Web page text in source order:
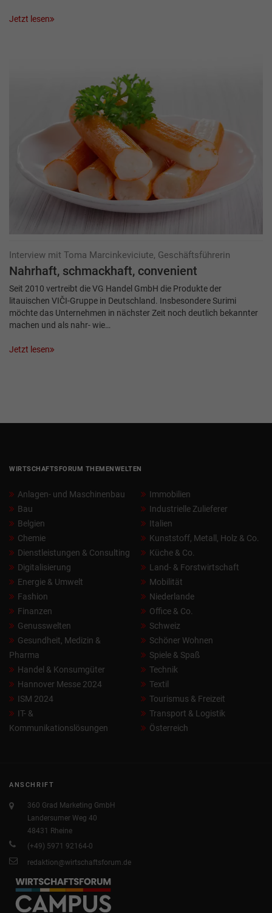
Jetzt lesen
Interview mit Toma Marcinkeviciute, Geschäftsführerin
Nahrhaft, schmackhaft, convenient
Seit 2010 vertreibt die VG Handel GmbH die Produkte der
litauischen VIČI-Gruppe in Deutschland. Insbesondere Surimi
möchte das Unternehmen in nächster Zeit noch deutlich bekannter
machen und als nahr- wie…
Jetzt lesen
WIRTSCHAFTSFORUM THEMENWELTEN
Anlagen- und Maschinenbau
Bau
Belgien
Chemie
Dienstleistungen & Consulting
Digitalisierung
Energie & Umwelt
Fashion
Finanzen
Genusswelten
Gesundheit, Medizin &
Pharma
Handel & Konsumgüter
Hannover Messe 2024
ISM 2024
IT- &
Kommunikationslösungen
Immobilien
Industrielle Zulieferer
Italien
Kunststoff, Metall, Holz & Co.
Küche & Co.
Land- & Forstwirtschaft
Mobilität
Niederlande
Office & Co.
Schweiz
Schöner Wohnen
Spiele & Spaß
Technik
Textil
Tourismus & Freizeit
Transport & Logistik
Österreich
ANSCHRIFT
360 Grad Marketing GmbH
Landersumer Weg 40
48431 Rheine
(+49) 5971 92164-0
redaktion@wirtschaftsforum.de